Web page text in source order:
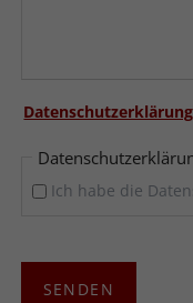
Pflichtfeld
Ich habe die
SENDEN